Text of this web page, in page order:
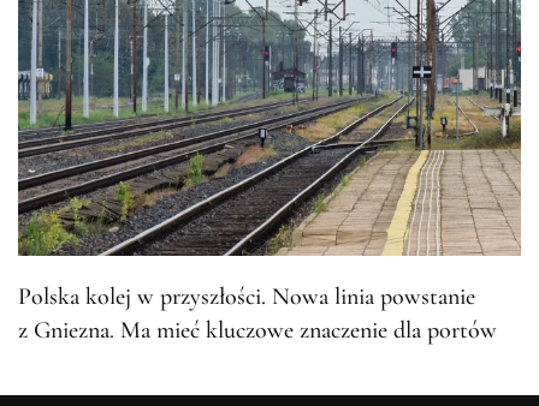
Polska kolej w przyszłości. Nowa linia powstanie
z Gniezna. Ma mieć kluczowe znaczenie dla portów